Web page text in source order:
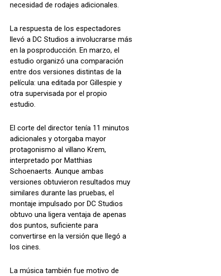
necesidad de rodajes adicionales.
La respuesta de los espectadores
llevó a DC Studios a involucrarse más
en la posproducción. En marzo, el
estudio organizó una comparación
entre dos versiones distintas de la
película: una editada por Gillespie y
otra supervisada por el propio
estudio.
El corte del director tenía 11 minutos
adicionales y otorgaba mayor
protagonismo al villano Krem,
interpretado por Matthias
Schoenaerts. Aunque ambas
versiones obtuvieron resultados muy
similares durante las pruebas, el
montaje impulsado por DC Studios
obtuvo una ligera ventaja de apenas
dos puntos, suficiente para
convertirse en la versión que llegó a
los cines.
La música también fue motivo de